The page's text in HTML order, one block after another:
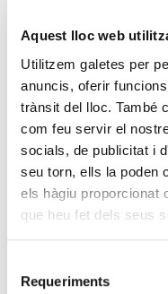
Aquest lloc web
Utilitzem galetes per
anuncis, oferir
trànsit del lloc. També
com feu servir el
socials, de publicitat i
seu torn, ells la poden
els hàgiu proporcionat
que heu fet dels seus
Requeriments
SIGUE LEYENDO
La Diputación
compromiso
SIGUE LEYENDO
ÚLTIMAS
la protección de